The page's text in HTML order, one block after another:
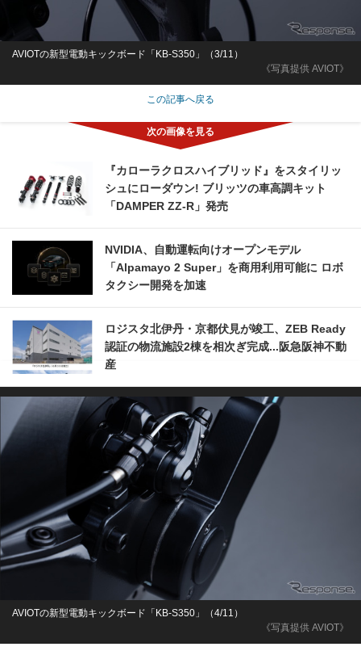
《写真提供 AVIOT》
AVIOTの新型電動キックボード「KB-S350」（3/11）
この記事へ戻る
『カローラクロスハイブリッド』をスタイリッ
シュにローダウン! ブリッツの車高調キット
「DAMPER ZZ-R」発売
NVIDIA、自動運転向けオープンモデル
「Alpamayo 2 Super」を商用利用可能に ロボ
タクシー開発を加速
ロジスタ北伊丹・京都伏見が竣工、ZEB Ready
認証の物流施設2棟を相次ぎ完成...阪急阪神不動
産
《写真提供 AVIOT》
AVIOTの新型電動キックボード「KB-S350」（4/11）